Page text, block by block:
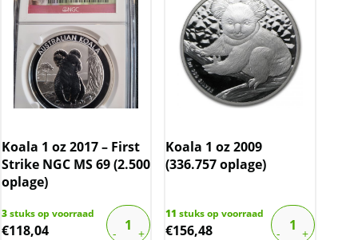
Koala 1 oz 2017 – First
Strike NGC MS 69 (2.500
oplage)
3stuks op voorraad
€118,04
Koala 1 oz 2009
(336.757 oplage)
11 stuks op voorraad
€156,48